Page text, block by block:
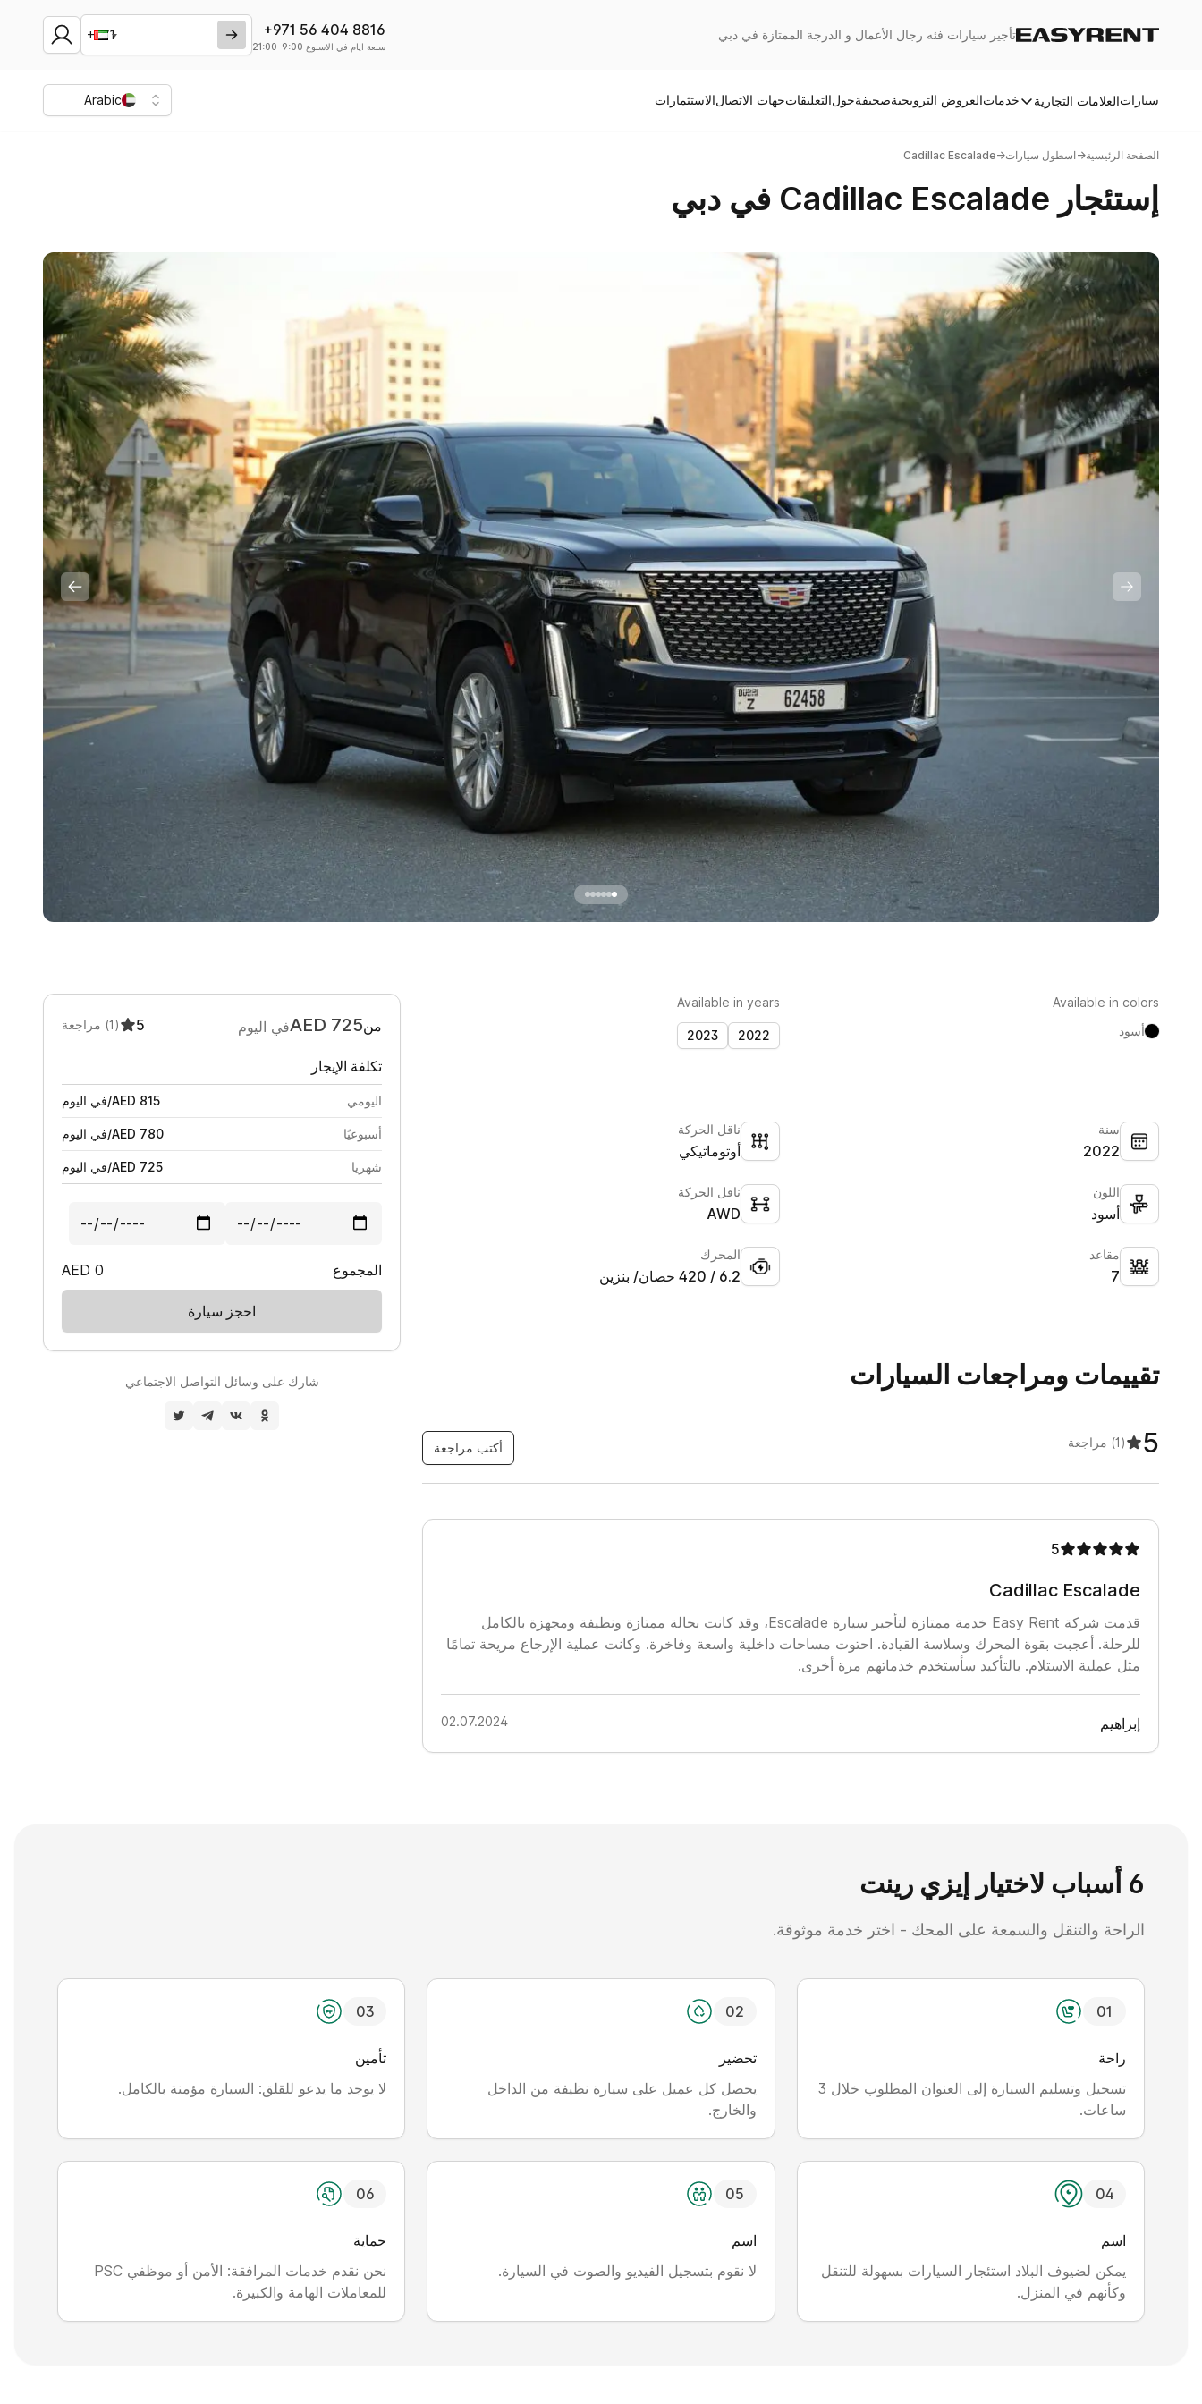
Easy Rent تأجير سيارات فئه رجال الأعمال و الدرجة الممتازة في دبي +971 56 404 8816
سبعة ايام في الاسبوع 9:00-21:00
سياراتالعلامات التجارية خدماتالعروض الترويجيةصحيفةحولالتعليقاتجهات الاتصالالاستثمارات Arabic
الصفحة الرئيسية→اسطول سيارات→
Cadillac Escalade
إستئجار Cadillac Escalade في دبي
Available in colors
أسود
Available in years
2022
2023
سنة
2022
ناقل الحركة
أوتوماتيكي
اللون
أسود
ناقل الحركة
AWD
مقاعد
7
المحرك
6.2 / 420 حصان/ بنزين
تقييمات ومراجعات السيارات
5
(1) مراجعة أكتب مراجعة
5
Cadillac Escalade
قدمت شركة Easy Rent خدمة ممتازة لتأجير سيارة Escalade، وقد كانت بحالة ممتازة ونظيفة ومجهزة بالكامل
للرحلة. أعجبت بقوة المحرك وسلاسة القيادة. احتوت مساحات داخلية واسعة وفاخرة. وكانت عملية الإرجاع مريحة تمامًا
مثل عملية الاستلام. بالتأكيد سأستخدم خدماتهم مرة أخرى.
‏إبراهيم 02.07.2024
من725
AEDفي اليوم 5
(1) مراجعة
تكلفة الإيجار
اليومي 815
AED
/في اليوم
أسبوعيًا 780
AED
/في اليوم
شهريا 725
AED
/في اليوم
المجموع 0
AED
احجز سيارة
شارك على وسائل التواصل الاجتماعي
6 أسباب لاختيار إيزي رينت
الراحة والتنقل والسمعة على المحك - اختر خدمة موثوقة.
01
راحة
تسجيل وتسليم السيارة إلى العنوان المطلوب خلال 3
ساعات.
02
تحضير
يحصل كل عميل على سيارة نظيفة من الداخل
والخارج.
03
تأمين
لا يوجد ما يدعو للقلق: السيارة مؤمنة بالكامل.
04
اسم
يمكن لضيوف البلاد استئجار السيارات بسهولة للتنقل
وكأنهم في المنزل.
05
اسم
لا نقوم بتسجيل الفيديو والصوت في السيارة.
06
حماية
نحن نقدم خدمات المرافقة: الأمن أو موظفي PSC
للمعاملات الهامة والكبيرة.